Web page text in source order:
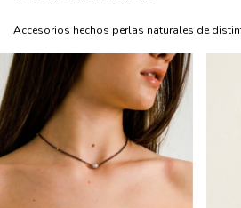
Accesorios hechos perlas naturales de